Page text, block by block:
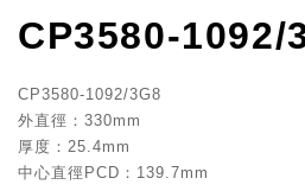
CP3580-1092/
CP3580-1092/3G8
外直徑：330mm
厚度：25.4mm
中心直徑PCD：139.7mm